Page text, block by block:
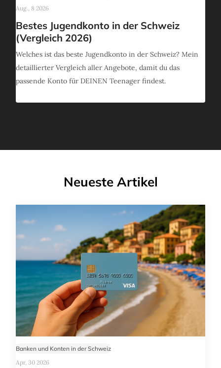
Aug., 8 2026
Bestes Jugendkonto in der Schweiz
(Vergleich 2026)
Welches ist das beste Jugendkonto in der Schweiz? Mein
detaillierter Vergleich aller Angebote, damit du das
passende Konto für DEINEN Teenager findest.
Neueste Artikel
Banken und Konten in der Schweiz
Apr, 30 2026